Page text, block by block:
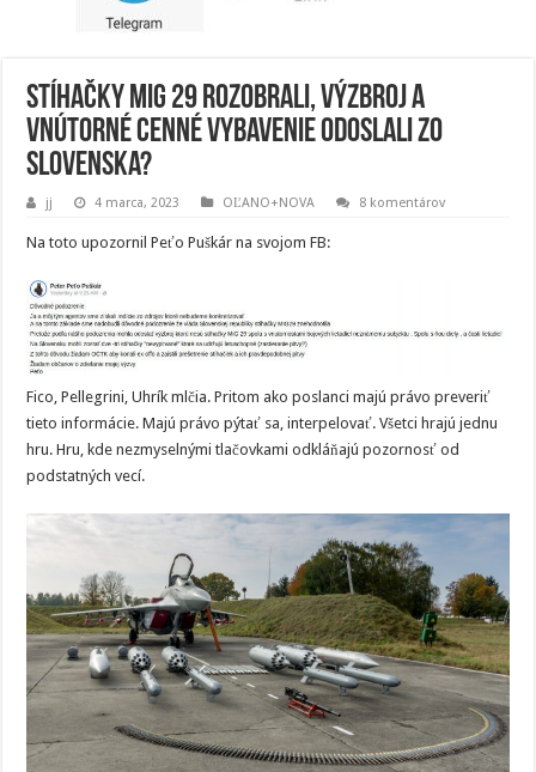
Stíhačky MIG 29 rozobrali, výzbroj a
vnútorné cenné vybavenie odoslali zo
Slovenska?
jj 4 marca, 2023 OĽANO+NOVA 8 komentárov
Na toto upozornil Peťo Puškár na svojom FB:
Fico, Pellegrini, Uhrík mlčia. Pritom ako poslanci majú právo preveriť
tieto informácie. Majú právo pýtať sa, interpelovať. Všetci hrajú jednu
hru. Hru, kde nezmyselnými tlačovkami odkláňajú pozornosť od
podstatných vecí.